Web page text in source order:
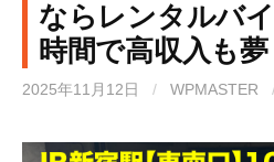
ならレンタルバ
時間で高収入も
2025年11月12日 / WPMASTER